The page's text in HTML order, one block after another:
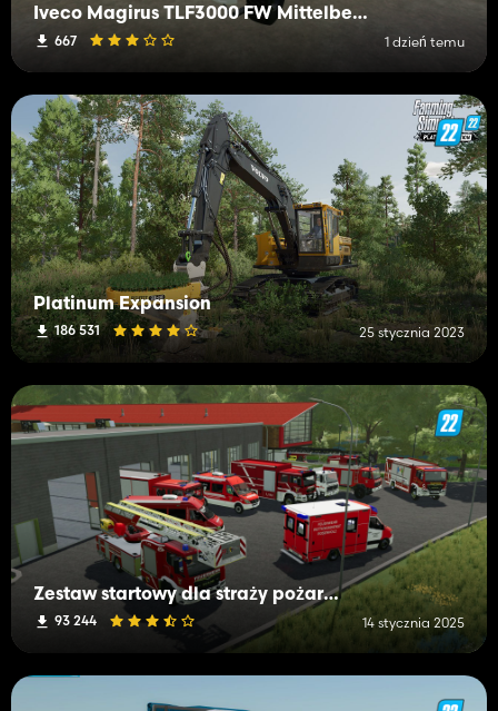
Iveco Magirus TLF3000 FW Mittelberg
667 1 dzień temu
Platinum Expansion
186 531 25 stycznia 2023
Zestaw startowy dla straży pożarnej
93 244 14 stycznia 2025